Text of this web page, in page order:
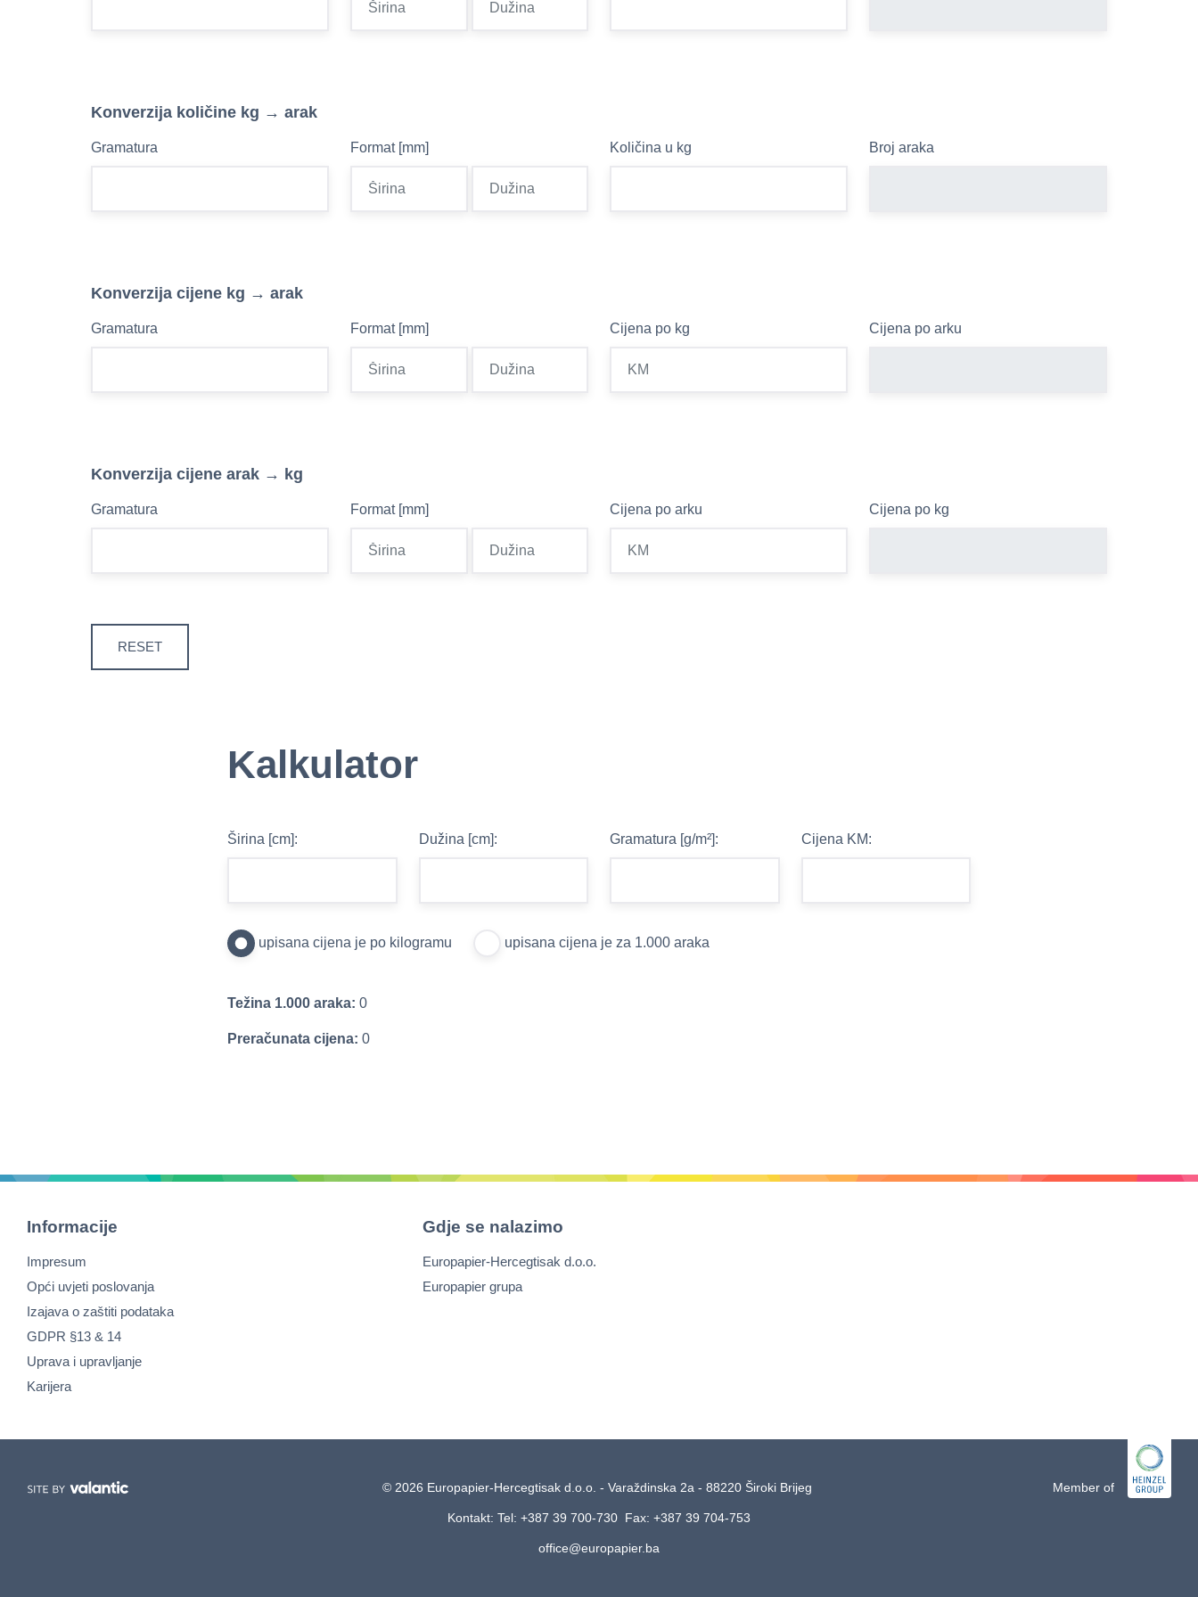
Konverzija količine kg → arak
Gramatura Format [mm] Količina u kg Broj araka
Konverzija cijene kg → arak
Gramatura Format [mm] Cijena po kg Cijena po arku
Konverzija cijene arak → kg
Gramatura Format [mm] Cijena po arku Cijena po kg
RESET
Kalkulator
Širina [cm]: Dužina [cm]: Gramatura [g/m²]: Cijena KM:
upisana cijena je po kilogramu upisana cijena je za 1.000 araka
Težina 1.000 araka: 0
Preračunata cijena: 0
Informacije
Impresum
Opći uvjeti poslovanja
Izajava o zaštiti podataka
GDPR §13 & 14
Uprava i upravljanje
Karijera
Gdje se nalazimo
Europapier-Hercegtisak d.o.o.
Europapier grupa
© 2026 Europapier-Hercegtisak d.o.o. - Varaždinska 2a - 88220 Široki Brijeg
Kontakt: Tel: +387 39 700-730 Fax: +387 39 704-753
office@europapier.ba
Member of